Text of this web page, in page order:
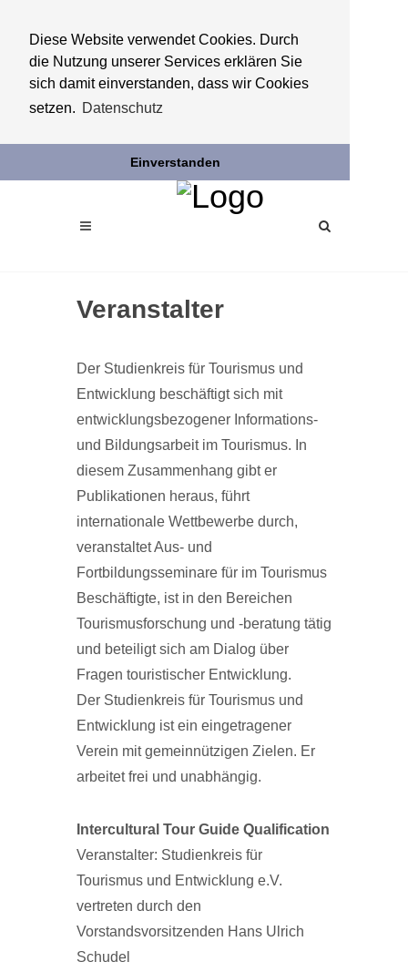
Diese Website verwendet Cookies. Durch
die Nutzung unserer Services erklären Sie
sich damit einverstanden, dass wir Cookies
setzen. Datenschutz
Einverstanden
Veranstalter
Der Studienkreis für Tourismus und
Entwicklung beschäftigt sich mit
entwicklungsbezogener Informations-
und Bildungsarbeit im Tourismus. In
diesem Zusammenhang gibt er
Publikationen heraus, führt
internationale Wettbewerbe durch,
veranstaltet Aus- und
Fortbildungsseminare für im Tourismus
Beschäftigte, ist in den Bereichen
Tourismusforschung und -beratung tätig
und beteiligt sich am Dialog über
Fragen touristischer Entwicklung.
Der Studienkreis für Tourismus und
Entwicklung ist ein eingetragener
Verein mit gemeinnützigen Zielen. Er
arbeitet frei und unabhängig.
Intercultural Tour Guide Qualification
Veranstalter: Studienkreis für
Tourismus und Entwicklung e.V.
vertreten durch den
Vorstandsvorsitzenden Hans Ulrich
Schudel